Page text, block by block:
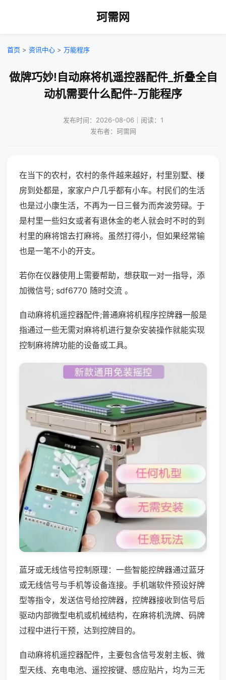
珂需网
首页 > 资讯中心 > 万能程序
做牌巧妙!自动麻将机遥控器配件_折叠全自
动机需要什么配件-万能程序
发布时间：2026-08-06｜阅读：1
发布者：珂需网
在当下的农村，农村的条件越来越好，村里别墅、楼
房到处都是，家家户户几乎都有小车。村民们的生活
也是过小康生活，不再为一日三餐为而奔波劳碌。于
是村里一些妇女或者有退休金的老人就会时不时的到
村里的麻将馆去打麻将。虽然打得小，但如果经常输
也是一笔不小的开支。
若你在仪器使用上需要帮助，想获取一对一指导，添
加微信号; sdf6770 随时交流 。
自动麻将机遥控器配件;普通麻将机程序控牌器一般是
指通过一些无需对麻将机进行复杂安装操作就能实现
控制麻将牌功能的设备或工具。
蓝牙或无线信号控制原理：一些智能控牌器通过蓝牙
或无线信号与手机等设备连接。手机端软件预设好牌
型等指令，发送信号给控牌器，控牌器接收到信号后
驱动内部微型电机或机械结构，在麻将机洗牌、码牌
过程中进行干预，达到控牌目的。
自动麻将机遥控器配件，主要包含信号发射主板、微
型天线、充电电池、遥控按键、感应贴片，均为三无